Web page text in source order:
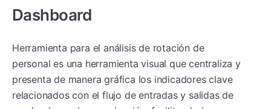
Dashboard
Herramienta para el análisis de rotación de
personal es una herramienta visual que centraliza y
presenta de manera gráfica los indicadores clave
relacionados con el flujo de entradas y salidas de